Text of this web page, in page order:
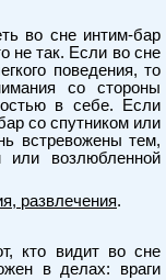
во сне интим-бар
не так. Если во сне
поведения, то
со стороны
в себе. Если
со спутником или
встревожены тем,
возлюбленной
развлечения.
кто видит во сне
в делах: враги